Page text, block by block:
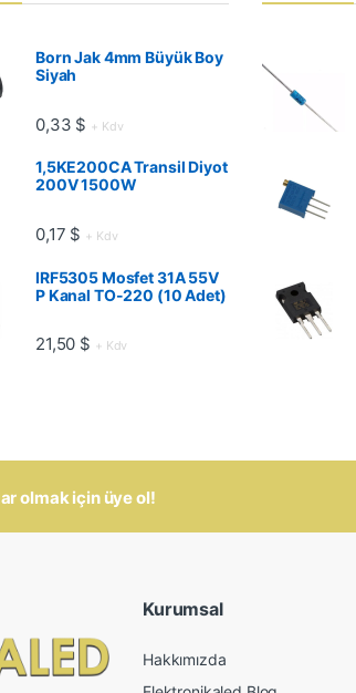
Born Jak 4mm Büyük Boy
Siyah
0,33 $ + Kdv
1,5KE200CA Transil Diyot
200V 1500W
0,17 $ + Kdv
IRF5305 Mosfet 31A 55V
P Kanal TO-220 (10 Adet)
21,50 $ + Kdv
olmak için üye ol!
Kurumsal
Hakkımızda